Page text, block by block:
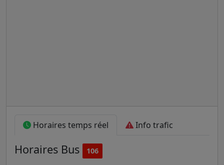
Horaires temps réel Info trafic
Horaires Bus 106